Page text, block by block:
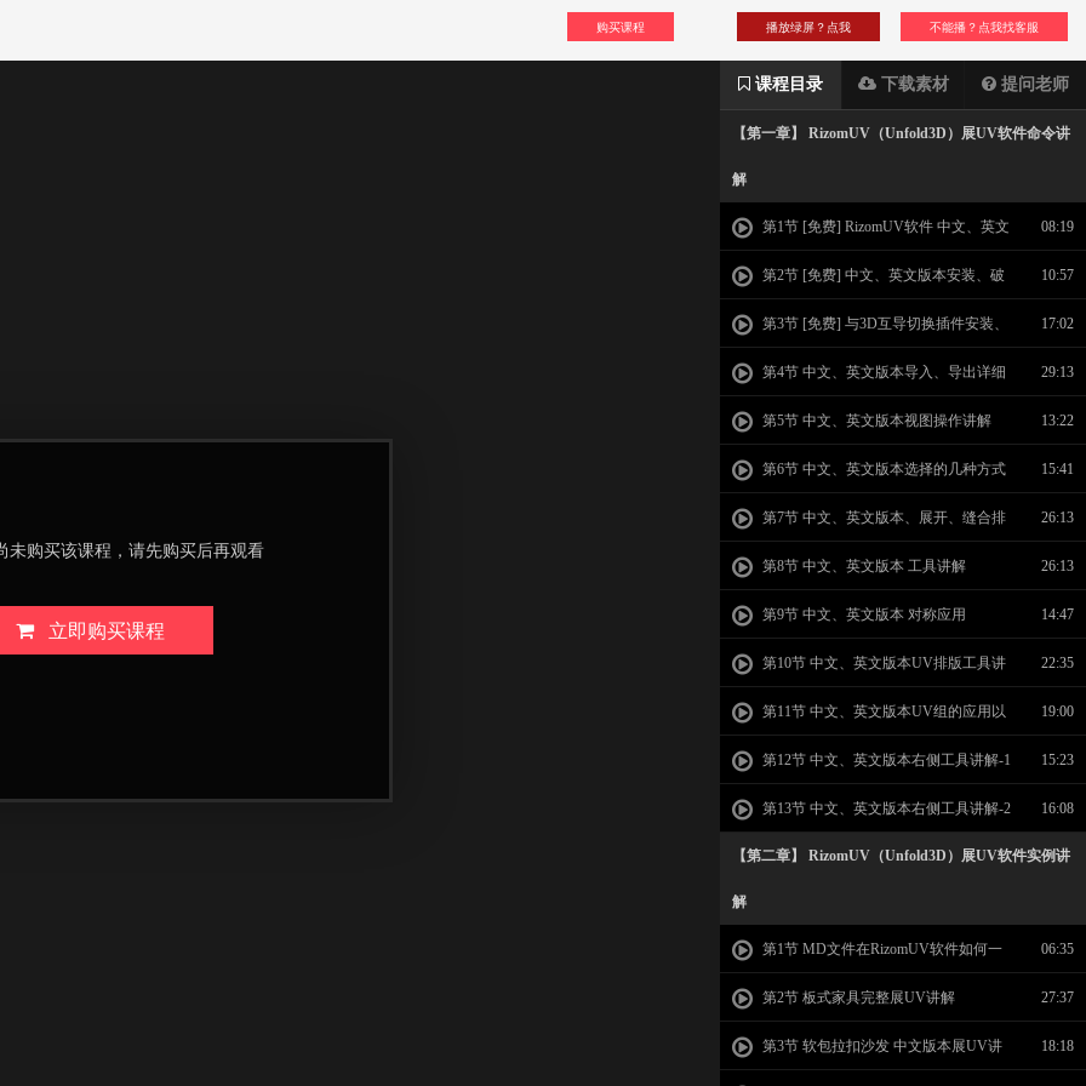
购买课程 不能播？点我找客服
播放绿屏？点我
课程目录 下载素材 提问老师
【第一章】 RizomUV（Unfold3D）展UV软件命令讲
解
第1节 [免费] RizomUV软件 中文、英文
版本课程介绍
08:19
第2节 [免费] 中文、英文版本安装、破
解与汉化
10:57
第3节 [免费] 与3D互导切换插件安装、
卸载及应用
17:02
第4节 中文、英文版本导入、导出详细
讲解
29:13
第5节 中文、英文版本视图操作讲解 13:22
第6节 中文、英文版本选择的几种方式 15:41
第7节 中文、英文版本、展开、缝合排
版工具讲解
26:13
第8节 中文、英文版本 工具讲解 26:13
第9节 中文、英文版本 对称应用 14:47
第10节 中文、英文版本UV排版工具讲
解
22:35
第11节 中文、英文版本UV组的应用以
及贴图大小的调整
19:00
第12节 中文、英文版本右侧工具讲解-1 15:23
第13节 中文、英文版本右侧工具讲解-2 16:08
【第二章】 RizomUV（Unfold3D）展UV软件实例讲
解
第1节 MD文件在RizomUV软件如何一
件展UV
06:35
第2节 板式家具完整展UV讲解 27:37
第3节 软包拉扣沙发 中文版本展UV讲 18:18
未购买该课程，请先购买后再观看
立即购买课程